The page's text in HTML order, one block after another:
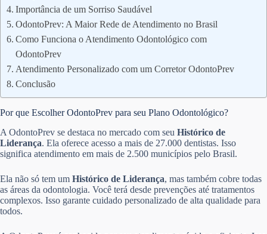
Importância de um Sorriso Saudável
OdontoPrev: A Maior Rede de Atendimento no Brasil
Como Funciona o Atendimento Odontológico com
OdontoPrev
Atendimento Personalizado com um Corretor OdontoPrev
Conclusão
Por que Escolher OdontoPrev para seu Plano Odontológico?
A OdontoPrev se destaca no mercado com seu Histórico de
Liderança. Ela oferece acesso a mais de 27.000 dentistas. Isso
significa atendimento em mais de 2.500 municípios pelo Brasil.
Ela não só tem um Histórico de Liderança, mas também cobre todas
as áreas da odontologia. Você terá desde prevenções até tratamentos
complexos. Isso garante cuidado personalizado de alta qualidade para
todos.